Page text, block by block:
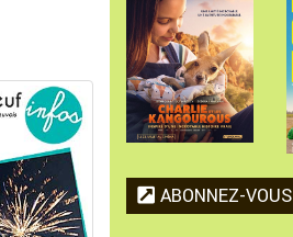
ABONNEZ-VOUS